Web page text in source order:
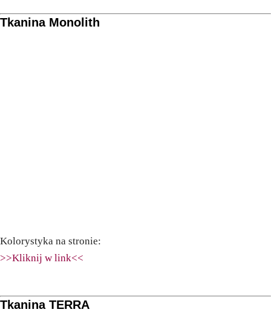
Tkanina Monolith
Kolorystyka na stronie:
>>Kliknij w link<<
Tkanina TERRA